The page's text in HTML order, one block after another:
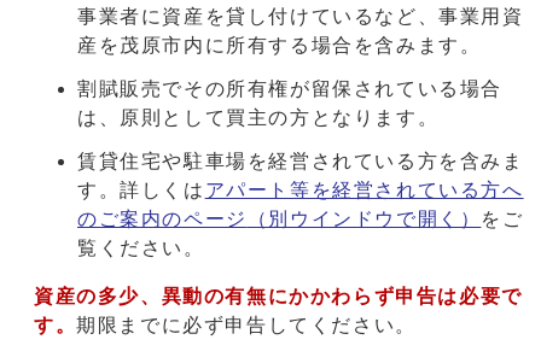
事業者に資産を貸し付けているなど、事業用資
産を茂原市内に所有する場合を含みます。
割賦販売でその所有権が留保されている場合
は、原則として買主の方となります。
賃貸住宅や駐車場を経営されている方を含みま
す。詳しくは アパート等を経営されている方へ
のご案内のページ
（別ウインドウで開く） をご
覧ください。
資産の多少、異動の有無にかかわらず申告は必要で
す。期限までに必ず申告してください。